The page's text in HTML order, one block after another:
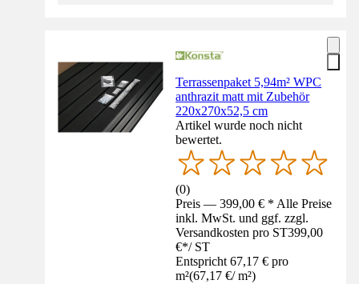
Terrassenpaket 5,94m² WPC
anthrazit matt mit Zubehör
220x270x52,5 cm
Artikel wurde noch nicht
bewertet.
(0)
Preis — 399,00 € * Alle Preise
inkl. MwSt. und ggf. zzgl.
Versandkosten pro ST399,00
€*/ ST
Entspricht 67,17 € pro
m²(67,17 €/ m²)